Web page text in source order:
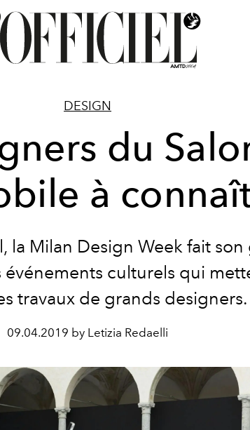
DESIGN
du
à
la Milan Design Week fait son
événements culturels qui
travaux de grands designers.
09.04.2019 by Letizia Redaelli